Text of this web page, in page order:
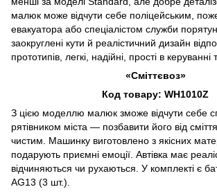
малюк може відчути себе поліцейським,
евакуатора або спеціалістом служби
заокруглені кути й реалістичний дизайн
прототипів, легкі, надійні, прості в керуванні
«Сміттєвоз»
Код товару: WH1010Z
З цією моделлю малюк зможе відчути себе
рятівником міста — позбавити його від
чистим. Машинку виготовлено з якісних
подарують приємні емоції. Автівка має
відчиняються чи рухаються. У комплекті є
AG13 (3 шт.).